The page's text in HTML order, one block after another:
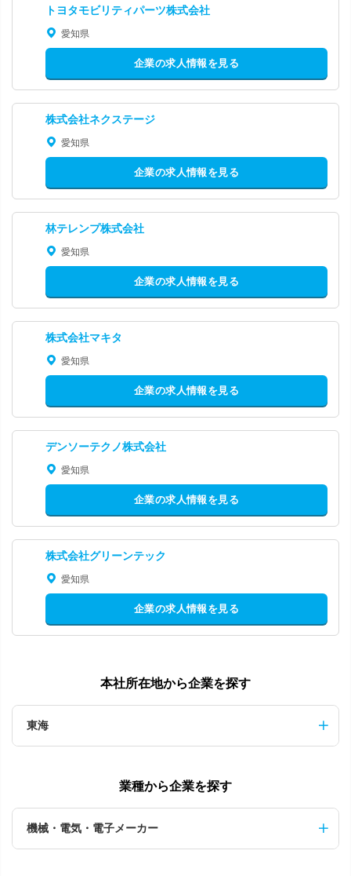
トヨタモビリティパーツ株式会社
愛知県
企業の求人情報を見る
株式会社ネクステージ
愛知県
企業の求人情報を見る
林テレンプ株式会社
愛知県
企業の求人情報を見る
株式会社マキタ
愛知県
企業の求人情報を見る
デンソーテクノ株式会社
愛知県
企業の求人情報を見る
株式会社グリーンテック
愛知県
企業の求人情報を見る
本社所在地から企業を探す
東海
業種から企業を探す
機械・電気・電子メーカー